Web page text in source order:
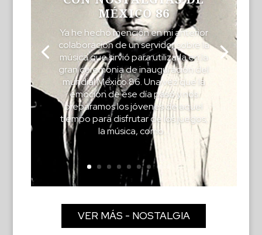
MÉXICO 86
Ya he hecho mención en mi anterior
colaboración de un servidor sobre la
música que sirvió para utilizarla en la
gran ceremonia de inauguración del
mundial México 86. Una vez que la
emoción de ese día pasó y nos
preparamos los jóvenes de aquel
tiempo para disfrutar de los juegos;
la música, como...
VER MÁS - NOSTALGIA